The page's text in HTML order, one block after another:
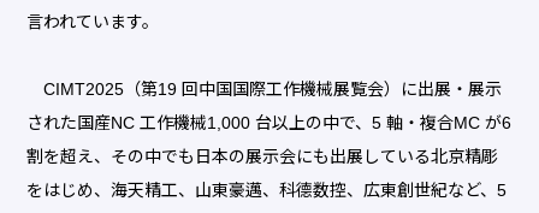
言われています。
CIMT2025（第19 回中国国際工作機械展覧会）に出展・展示
された国産NC 工作機械1,000 台以上の中で、5 軸・複合MC が6
割を超え、その中でも日本の展示会にも出展している北京精彫
をはじめ、海天精工、山東豪邁、科德数控、広東創世紀など、5